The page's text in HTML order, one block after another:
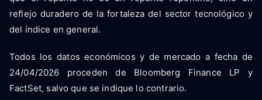
reflejo duradero de la fortaleza del sector tecnológico y
del índice en general.
Todos los datos económicos y de mercado a fecha de
24/04/2026 proceden de Bloomberg Finance LP y
FactSet, salvo que se indique lo contrario.